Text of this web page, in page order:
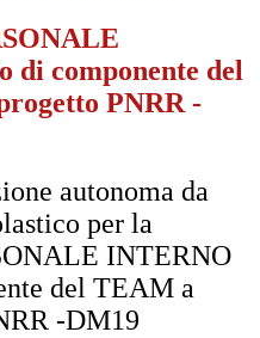
di componente del
PNRR -
autonoma da
per la
INTERNO
del TEAM a
-DM19